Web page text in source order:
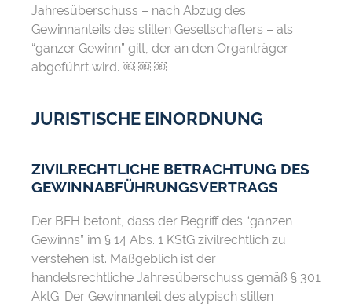
Jahresüberschuss – nach Abzug des
Gewinnanteils des stillen Gesellschafters – als
“ganzer Gewinn” gilt, der an den Organträger
abgeführt wird. ￼ ￼ ￼
JURISTISCHE EINORDNUNG
ZIVILRECHTLICHE BETRACHTUNG DES
GEWINNABFÜHRUNGSVERTRAGS
Der BFH betont, dass der Begriff des “ganzen
Gewinns” im § 14 Abs. 1 KStG zivilrechtlich zu
verstehen ist. Maßgeblich ist der
handelsrechtliche Jahresüberschuss gemäß § 301
AktG. Der Gewinnanteil des atypisch stillen